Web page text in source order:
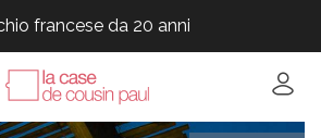
francese da 20 anni
francese da 20 anni
francese da 20 anni